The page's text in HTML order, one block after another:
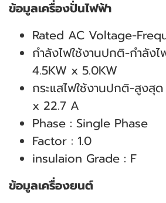
ข้อมูลเครื่องปั่นไฟฟ้า
Rated AC Voltage-
กำลังไฟใช้งานปกติ-กำลัง
4.5KW x 5.0KW
กระแสไฟใช้งานปกติ-สูงสุ
x 22.7 A
Phase : Single Phase
Factor : 1.0
insulaion Grade : F
ข้อมูลเครื่องยนต์